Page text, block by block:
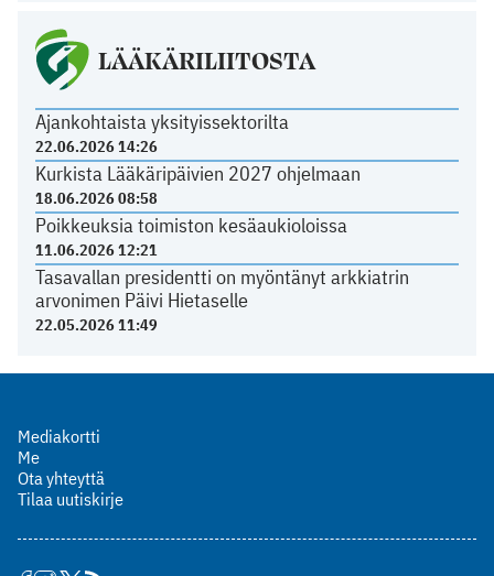
LÄÄKÄRILIITOSTA
Ajankohtaista yksityissektorilta
22.06.2026 14:26
Kurkista Lääkäripäivien 2027 ohjelmaan
18.06.2026 08:58
Poikkeuksia toimiston kesäaukioloissa
11.06.2026 12:21
Tasavallan presidentti on myöntänyt arkkiatrin
arvonimen Päivi Hietaselle
22.05.2026 11:49
Mediakortti
Me
Ota yhteyttä
Tilaa uutiskirje